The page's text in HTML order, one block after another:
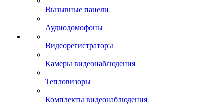
Вызывные панели
Аудиодомофоны
Видеорегистраторы
Камеры видеонаблюдения
Тепловизоры
Комплекты видеонаблюдения